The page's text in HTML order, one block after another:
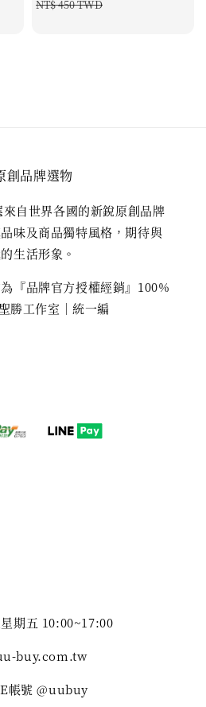
price
NT$ 450 TWD
創品牌選物
自世界各國的新銳原創品牌
味及商品獨特風格，期待與
生活形象。
『品牌官方授權經銷』100%
勝工作室｜統一編
期五 10:00~17:00
buy.com.tw
帳號 @uubuy